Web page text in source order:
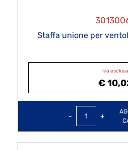
Staffa unione per
iva esclusa
€